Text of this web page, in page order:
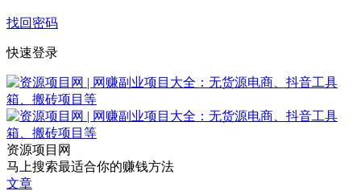
找回密码
快速登录
资源项目网
马上搜索最适合你的赚钱方法
文章